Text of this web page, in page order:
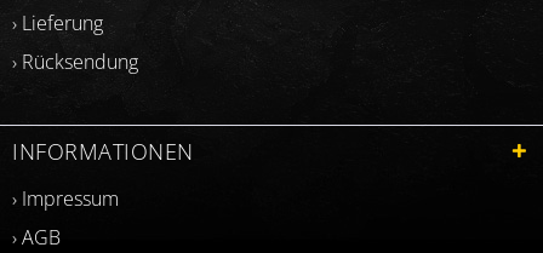
› Lieferung
› Rücksendung
INFORMATIONEN
› Impressum
› AGB